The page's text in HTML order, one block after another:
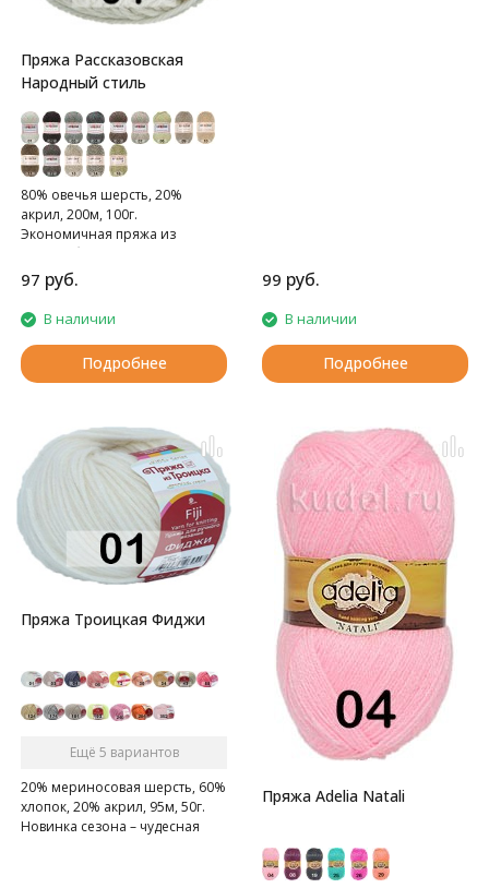
Пряжа Рассказовская
Народный стиль
80% овечья шерсть, 20%
акрил, 200м, 100г.
Экономичная пряжа из
97 руб.
В наличии
Подробнее
99 руб.
В наличии
Подробнее
Пряжа Троицкая Фиджи
Ещё 5 вариантов
20% мериносовая шерсть, 60%
хлопок, 20% акрил, 95м, 50г.
Новинка сезона – чудесная
Пряжа Adelia Natali